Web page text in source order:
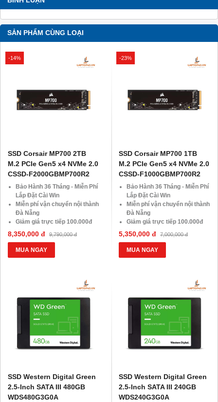
SẢN PHẨM CÙNG LOẠI
-14%
SSD Corsair MP700 2TB
M.2 PCIe Gen5 x4 NVMe 2.0
CSSD-F2000GBMP700R2
Bảo Hành 36 Tháng - Miễn Phí
Lắp Đặt Cài Win
Miễn phí vận chuyển nội thành
Đà Nẵng
Giảm giá trực tiếp 100.000đ
đối với khách hàng Áp Dụng
VOCHER Trị Giá 850.000đ
8,350,000 đ 9,790,000 đ
MUA NGAY
-23%
SSD Corsair MP700 1TB
M.2 PCIe Gen5 x4 NVMe 2.0
CSSD-F1000GBMP700R2
Bảo Hành 36 Tháng - Miễn Phí
Lắp Đặt Cài Win
Miễn phí vận chuyển nội thành
Đà Nẵng
Giảm giá trực tiếp 100.000đ
đối với khách hàng Áp Dụng
VOCHER Trị Giá 850.000đ
5,350,000 đ 7,000,000 đ
MUA NGAY
SSD Western Digital Green
2.5-Inch SATA III 480GB
WDS480G3G0A
SSD Western Digital Green
2.5-Inch SATA III 240GB
WDS240G3G0A